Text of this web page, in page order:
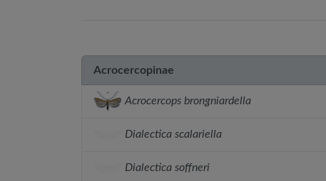
Acrocercopinae
Acrocercops brongniardella
Dialectica scalariella
Dialectica soffneri